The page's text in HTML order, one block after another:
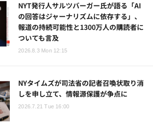
NYT発行人サルツバーガー氏が語る「AI
の回答はジャーナリズムに依存する」、
報道の持続可能性と1300万人の購読者に
ついても言及
2026.8.3 Mon 12:15
NYタイムズが司法省の記者召喚状取り消
しを申し立て、情報源保護が争点に
2026.7.21 Tue 16:00